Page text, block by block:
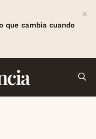
que cambia cuando
×